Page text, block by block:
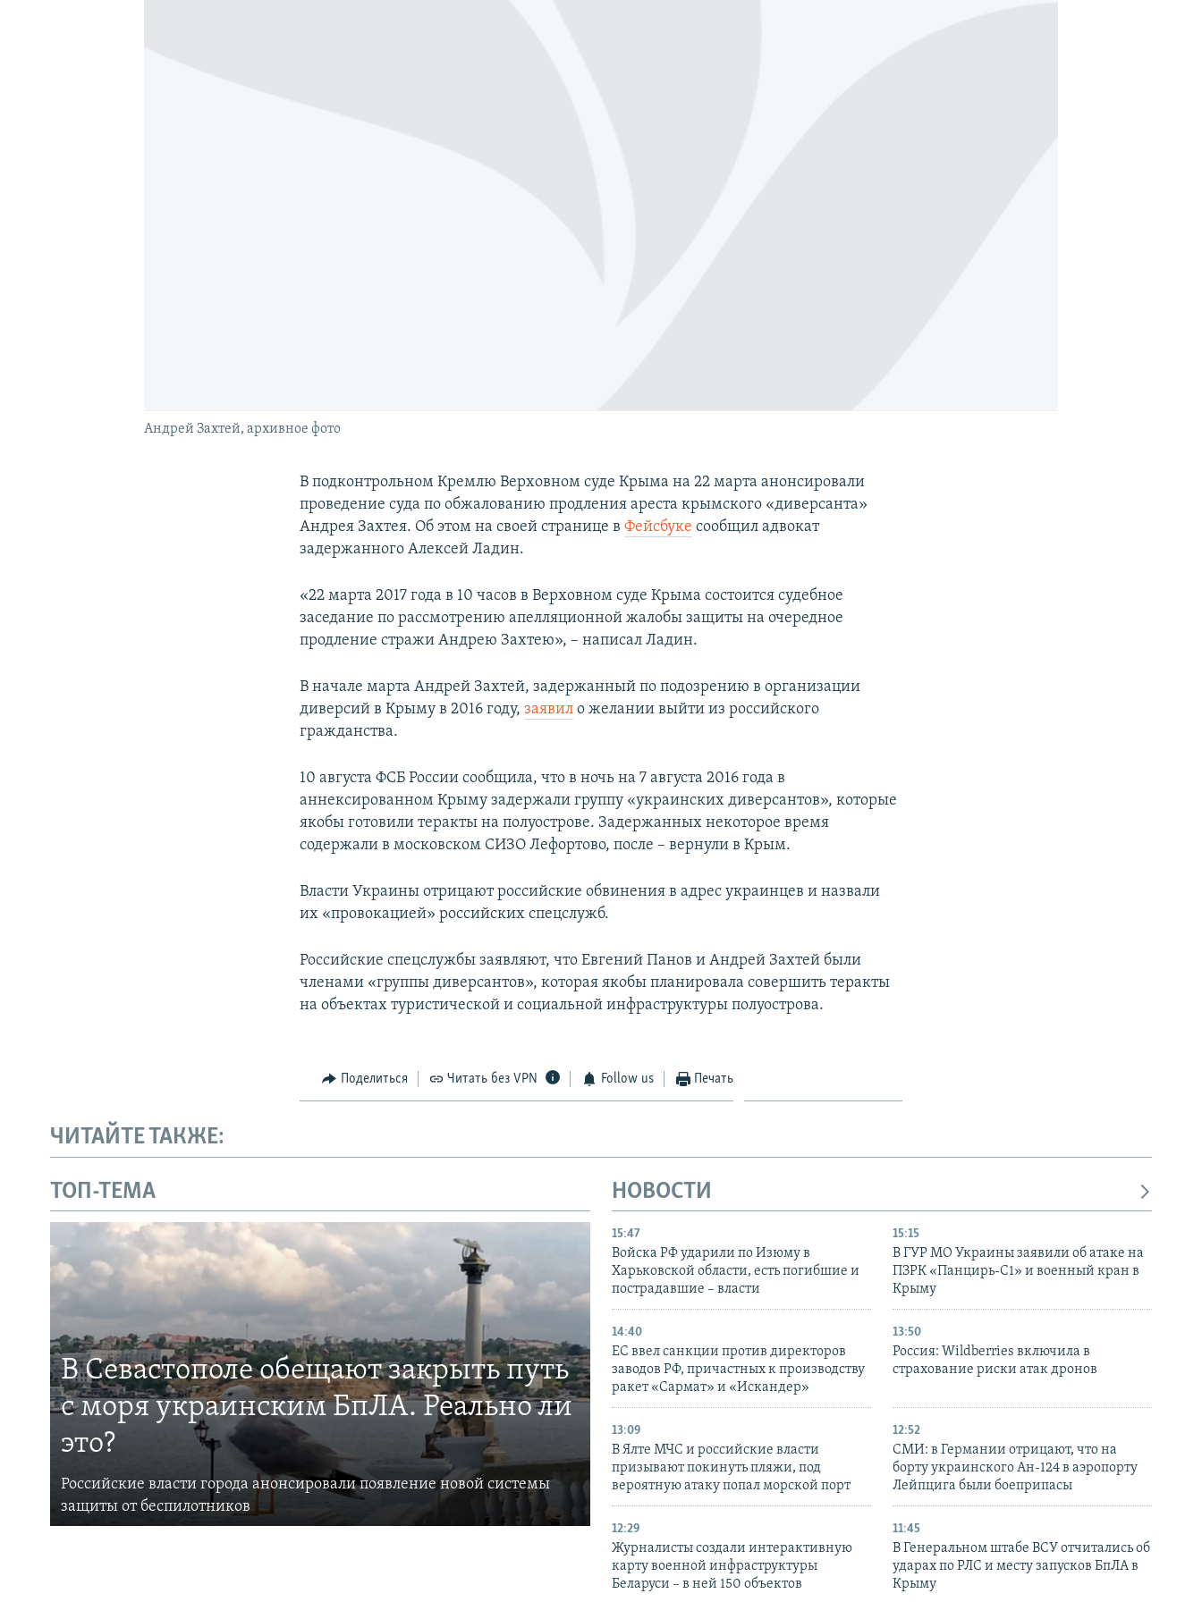
Андрей Захтей, архивное фото
В подконтрольном Кремлю Верховном суде Крыма на 22 марта анонсировали
проведение суда по обжалованию продления ареста крымского «диверсанта»
Андрея Захтея. Об этом на своей странице вФейсбуке сообщил адвокат
задержанного Алексей Ладин.
«22 марта 2017 года в 10 часов в Верховном суде Крыма состоится судебное
заседание по рассмотрению апелляционной жалобы защиты на очередное
продление стражи Андрею Захтею», – написал Ладин.
В начале марта Андрей Захтей, задержанный по подозрению в организации
диверсий в Крыму в 2016 году,заявил о желании выйти из российского
гражданства.
10 августа ФСБ России сообщила, что в ночь на 7 августа 2016 года в
аннексированном Крыму задержали группу «украинских диверсантов», которые
якобы готовили теракты на полуострове. Задержанных некоторое время
содержали в московском СИЗО Лефортово, после – вернули в Крым.
Власти Украины отрицают российские обвинения в адрес украинцев и назвали
их «провокацией» российских спецслужб.
Российские спецслужбы заявляют, что Евгений Панов и Андрей Захтей были
членами «группы диверсантов», которая якобы планировала совершить теракты
на объектах туристической и социальной инфраструктуры полуострова.
Поделиться Читать без VPN Follow us Печать
ЧИТАЙТЕ ТАКЖЕ:
ТОП-ТЕМА
В Севастополе обещают закрыть путь
с моря украинским БпЛА. Реально ли
это?
Российские власти города анонсировали появление новой системы
защиты от беспилотников
НОВОСТИ
15:47
Войска РФ ударили по Изюму в
Харьковской области, есть погибшие и
пострадавшие – власти
15:15
В ГУР МО Украины заявили об атаке на
ПЗРК «Панцирь-С1» и военный кран в
Крыму
14:40
ЕС ввел санкции против директоров
заводов РФ, причастных к производству
ракет «Сармат» и «Искандер»
13:50
Россия: Wildberries включила в
страхование риски атак дронов
13:09
В Ялте МЧС и российские власти
призывают покинуть пляжи, под
вероятную атаку попал морской порт
12:52
СМИ: в Германии отрицают, что на
борту украинского Ан-124 в аэропорту
Лейпцига были боеприпасы
12:29
Журналисты создали интерактивную
карту военной инфраструктуры
Беларуси – в ней 150 объектов
11:45
В Генеральном штабе ВСУ отчитались об
ударах по РЛС и месту запусков БпЛА в
Крыму